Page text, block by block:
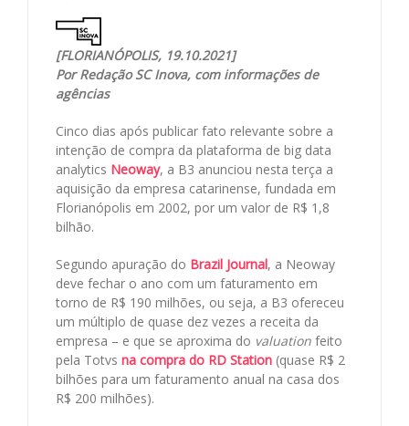
[FLORIANÓPOLIS, 19.10.2021]
Por Redação SC Inova, com informações de
agências
Cinco dias após publicar fato relevante sobre a
intenção de compra da plataforma de big data
analytics Neoway, a B3 anunciou nesta terça a
aquisição da empresa catarinense, fundada em
Florianópolis em 2002, por um valor de R$ 1,8
bilhão.
Segundo apuração do Brazil Journal, a Neoway
deve fechar o ano com um faturamento em
torno de R$ 190 milhões, ou seja, a B3 ofereceu
um múltiplo de quase dez vezes a receita da
empresa – e que se aproxima do valuation feito
pela Totvs na compra do RD Station (quase R$ 2
bilhões para um faturamento anual na casa dos
R$ 200 milhões).